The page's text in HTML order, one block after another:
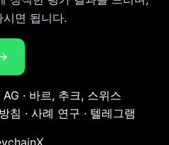
면 됩니다.
· 바르, 추크, 스위스
침 · 사례 연구 · 텔레그램